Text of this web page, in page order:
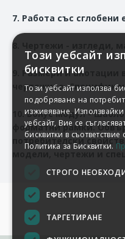
7. Работа със сглобени
8. Чертежи - изгледи,
9. Размери и анотации в
чертежите.
10. Бонус модул -
форматни рамки.
потребителски
модели, чертежи и